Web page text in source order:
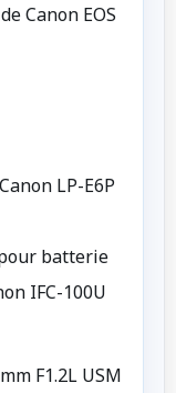
Canon EOS
LP-E6P
batterie
IFC-100U
F1.2L USM